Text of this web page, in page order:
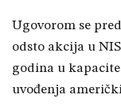
Ugovorom se
odsto akcija u
godina u
uvođenja